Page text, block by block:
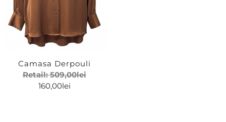
Polo Ralph Lauren
Precise Paris
Riccianera
Camasa Derpouli
Retail:509,00lei
160,00lei